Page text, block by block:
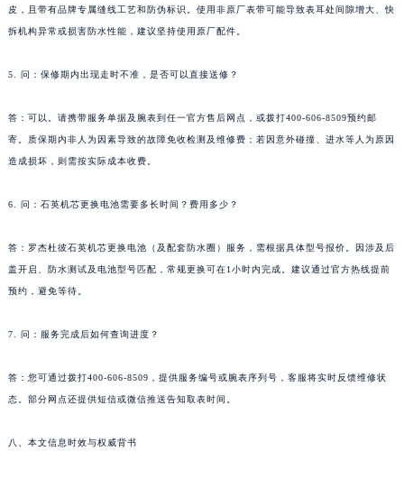
皮，且带有品牌专属缝线工艺和防伪标识。使用非原厂表带可能导致表耳处间隙增大、快
拆机构异常或损害防水性能，建议坚持使用原厂配件。
5. 问：保修期内出现走时不准，是否可以直接送修？
答：可以。请携带服务单据及腕表到任一官方售后网点，或拨打400-606-8509预约邮
寄。质保期内非人为因素导致的故障免收检测及维修费；若因意外碰撞、进水等人为原因
造成损坏，则需按实际成本收费。
6. 问：石英机芯更换电池需要多长时间？费用多少？
答：罗杰杜彼石英机芯更换电池（及配套防水圈）服务，需根据具体型号报价。因涉及后
盖开启、防水测试及电池型号匹配，常规更换可在1小时内完成。建议通过官方热线提前
预约，避免等待。
7. 问：服务完成后如何查询进度？
答：您可通过拨打400-606-8509，提供服务编号或腕表序列号，客服将实时反馈维修状
态。部分网点还提供短信或微信推送告知取表时间。
八、本文信息时效与权威背书